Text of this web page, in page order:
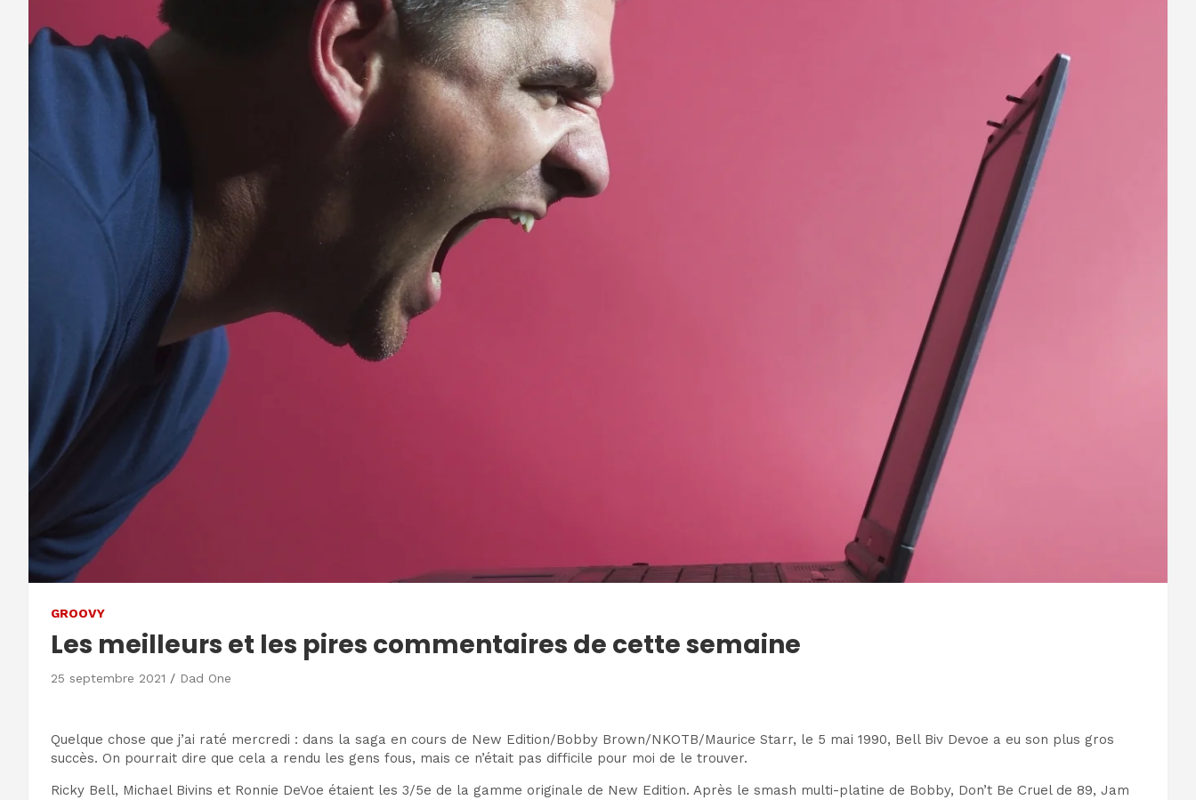
GROOVY
Les meilleurs et les pires commentaires de cette semaine
25 septembre 2021 Dad One
Quelque chose que j’ai raté mercredi : dans la saga en cours de New Edition/Bobby Brown/NKOTB/Maurice Starr, le 5 mai 1990, Bell Biv Devoe a eu son plus gros
succès. On pourrait dire que cela a rendu les gens fous, mais ce n’était pas difficile pour moi de le trouver.
Ricky Bell, Michael Bivins et Ronnie DeVoe étaient les 3/5e de la gamme originale de New Edition. Après le smash multi-platine de Bobby, Don’t Be Cruel de 89, Jam